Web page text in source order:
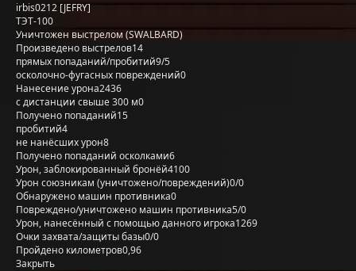
irbis0212 [JEFRY]
ТЭТ-100
Уничтожен выстрелом (SWALBARD)
Произведено выстрелов14
прямых попаданий/пробитий9/5
осколочно-фугасных повреждений0
Нанесение урона2436
с дистанции свыше 300 м0
Получено попаданий15
пробитий4
не нанёсших урон8
Получено попаданий осколками6
Урон, заблокированный бронёй4100
Урон союзникам (уничтожено/повреждений)0/0
Обнаружено машин противника0
Повреждено/уничтожено машин противника5/0
Урон, нанесённый с помощью данного игрока1269
Очки захвата/защиты базы0/0
Пройдено километров0,96
Закрыть